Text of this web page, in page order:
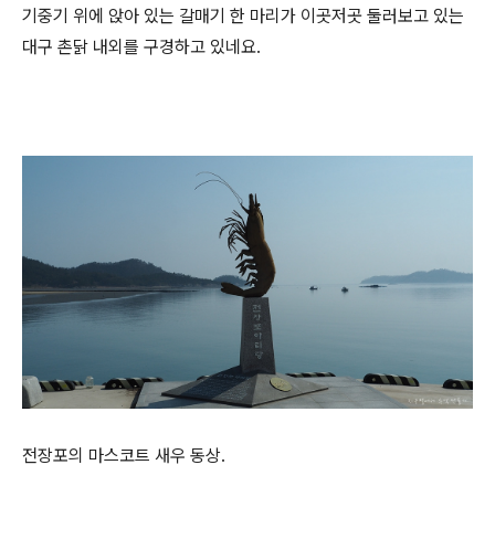
기중기 위에 앉아 있는 갈매기 한 마리가 이곳저곳 둘러보고 있는
대구 촌닭 내외를 구경하고 있네요.
전장포의 마스코트 새우 동상.